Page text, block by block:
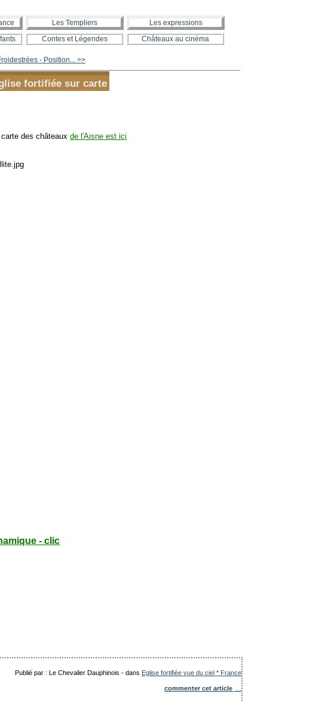
Les Templiers
Les expressions
Contes et Légendes Châteaux au cinéma
- Position... >>
fortifiée sur carte
carte des châteauxde l'Aisne est ici
- clic
Publié par : Le Chevalier Dauphinois -dans Eglise fortifiée vue du ciel * France
commenter cet article